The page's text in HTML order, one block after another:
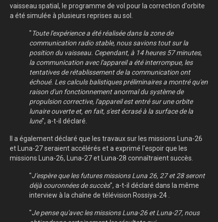
vaisseau spatial, le programme de vol pour la correction d'orbite
a été simulée à plusieurs reprises au sol.
"Toute l'expérience a été réalisée dans la zone de
communication radio stable, nous savions tout sur la
position du vaisseau. Cependant, à 14 heures 57 minutes,
la communication avec l'appareil a été interrompue, les
tentatives de rétablissement de la communication ont
échoué. Les calculs balistiques préliminaires a montré qu'en
raison d'un fonctionnement anormal du système de
propulsion corrective, l'appareil est entré sur une orbite
lunaire ouverte et, en fait, s'est écrasé à la surface de la
lune", a-t-il déclaré.
Il a également déclaré que les travaux sur les missions Luna-26
et Luna-27 seraient accélérés et a exprimé l'espoir que les
missions Luna-26, Luna-27 et Luna-28 connaîtraient succès.
"J'espère que les futures missions Luna 26, 27 et 28 seront
déjà couronnées de succès", a-t-il déclaré dans la même
interview à la chaîne de télévision Rossiya-24 .
"Je pense qu'avec les missions Luna-26 et Luna-27, nous